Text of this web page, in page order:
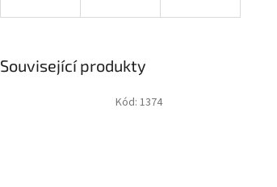
Související produkty
Kód: 1374